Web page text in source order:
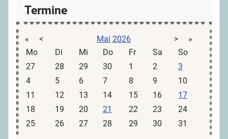
Termine
« < Mai 2026 >
»
Mo
Di Mi Do Fr Sa
So
27
28 29 30 1 2
3
4
5 6 7 8 9
10
11
12 13 14 15 16
17
18
19 20 21 22 23
24
25
26 27 28 29 30 31